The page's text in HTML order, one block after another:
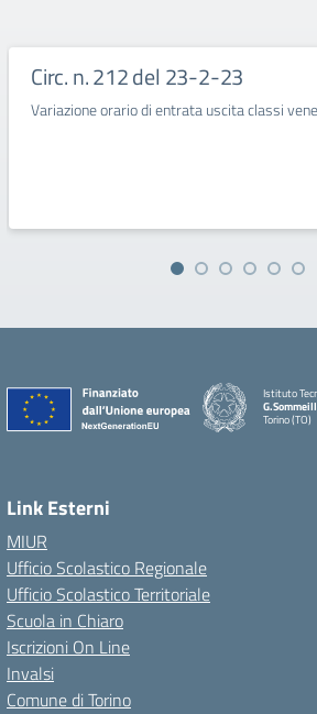
Circ. n. 212 del 23-2-23
Variazione orario di entrata uscita classi
Istituto
Torino (TO)
Link Esterni
MIUR
Ufficio Scolastico Regionale
Ufficio Scolastico Territoriale
Scuola in Chiaro
Iscrizioni On Line
Invalsi
Comune di Torino